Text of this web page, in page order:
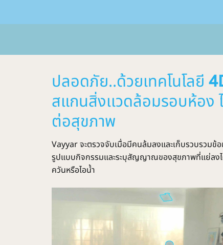
ปลอดภัย..ด้วยเทคโนโลยี
สแกนสิ่งเเวดล้อมรอบห้อง
ต่อสุขภาพ
Vayyar จะตรวจจับเมื่อมีคนล้มลงและเก็บรวบรวมข้
รูปแบบกิจกรรมและระบุสัญญาณของสุขภาพที่แย่ลงไ
ควันหรือไอน้ำ